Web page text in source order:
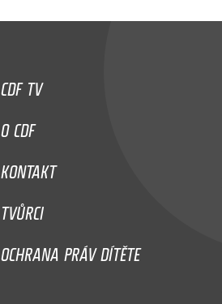
CDF TV
O CDF
KONTAKT
TVŮRCI
OCHRANA PRÁV DÍTĚTE